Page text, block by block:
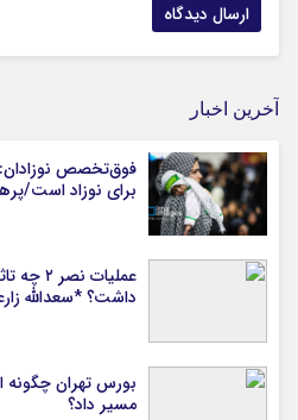
آخرین اخبار
فوق‌تخصص نوزادان:
برای نوزاد است/
عملیات
داشت؟ *سعدالله
بورس تهران چگونه
مسیر داد؟